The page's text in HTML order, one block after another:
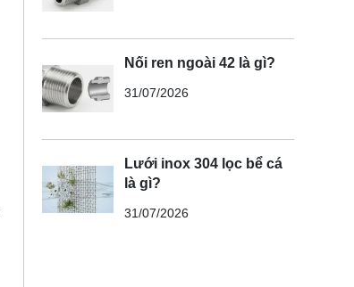
Nối ren ngoài 42 là gì?
31/07/2026
Lưới inox 304 lọc bể cá
là gì?
31/07/2026